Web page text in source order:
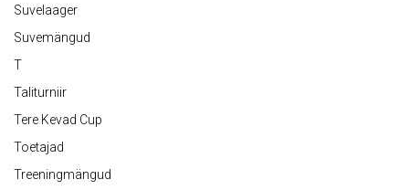
Suvelaager
Suvemängud
T
Taliturniir
Tere Kevad Cup
Toetajad
Treeningmängud